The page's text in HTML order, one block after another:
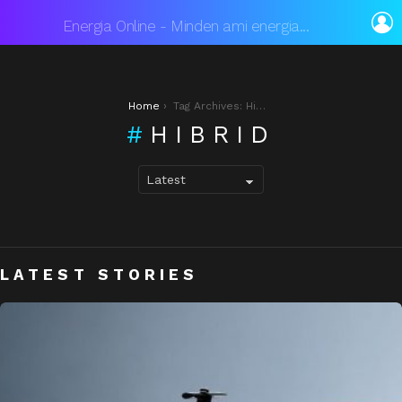
Energia Online - Minden ami energia...
Home Tag Archives: Hibrid
HIBRID
LATEST STORIES